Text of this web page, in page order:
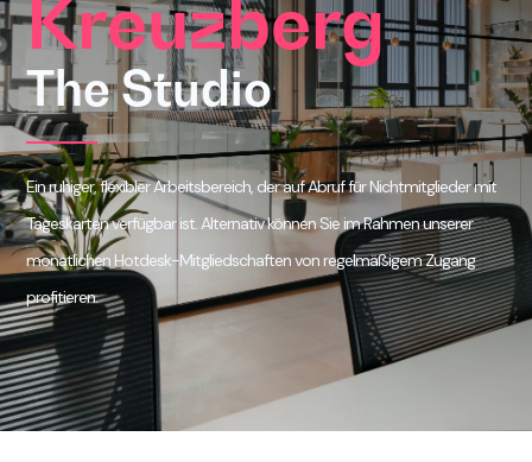
Kreuzberg
The Studio
Ein ruhiger, flexibler Arbeitsbereich, der auf Abruf für Nichtmitglieder mit
Tageskarten verfügbar ist. Alternativ können Sie im Rahmen unserer
monatlichen Hotdesk-Mitgliedschaften von regelmäßigem Zugang
profitieren.